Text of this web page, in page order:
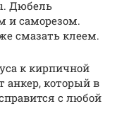
Дюбель
и саморезом.
смазать клеем.
к кирпичной
анкер, который в
с любой